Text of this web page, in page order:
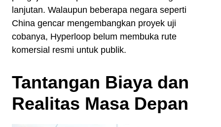
lanjutan. Walaupun beberapa negara seperti
China gencar mengembangkan proyek uji
cobanya, Hyperloop belum membuka rute
komersial resmi untuk publik.
Tantangan Biaya dan
Realitas Masa Depan